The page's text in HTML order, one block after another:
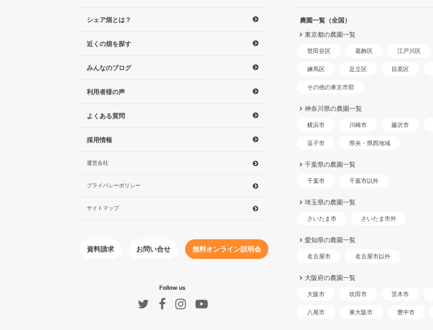
シェア畑とは？
近くの畑を探す
みんなのブログ
利用者様の声
よくある質問
採用情報
運営会社
プライバシーポリシー
サイトマップ
資料請求 お問い合せ 無料オンライン説明会
Follow us
農園一覧（全国）
東京都の農園一覧
世田谷区 葛飾区 江戸川区
練馬区 足立区 目黒区
その他の東京市部
神奈川県の農園一覧
横浜市 川崎市 藤沢市
逗子市 県央・県西地域
千葉県の農園一覧
千葉市 千葉市以外
埼玉県の農園一覧
さいたま市 さいたま市外
愛知県の農園一覧
名古屋市 名古屋市以外
大阪府の農園一覧
大阪市 吹田市 茨木市
八尾市 東大阪市 豊中市